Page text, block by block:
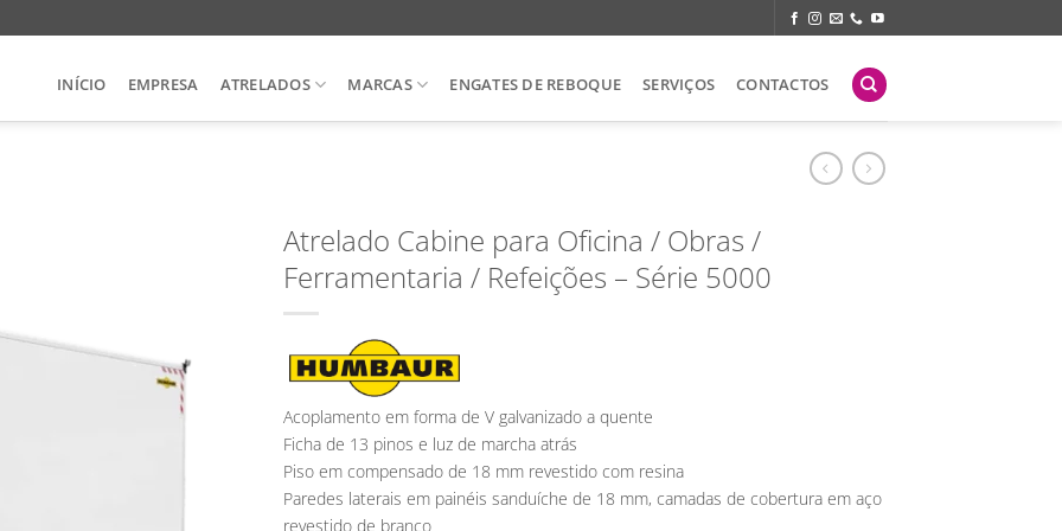
INÍCIO EMPRESA ATRELADOS MARCAS ENGATES DE REBOQUE SERVIÇOS CONTACTOS
Atrelado Cabine para Oficina / Obras /
Ferramentaria / Refeições – Série 5000
Acoplamento em forma de V galvanizado a quente
Ficha de 13 pinos e luz de marcha atrás
Piso em compensado de 18 mm revestido com resina
Paredes laterais em painéis sanduíche de 18 mm, camadas de cobertura em aço
revestido de branco